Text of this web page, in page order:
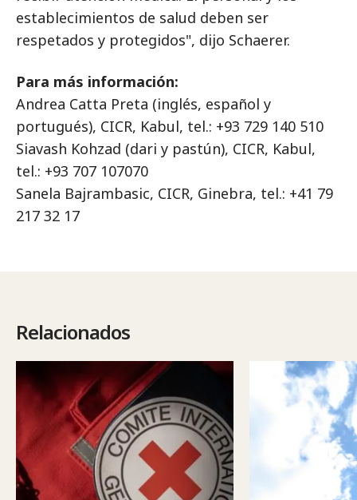
establecimientos de salud deben ser
respetados y protegidos", dijo Schaerer.
Para más información:
Andrea Catta Preta (inglés, español y
portugués), CICR, Kabul, tel.: +93 729 140 510
Siavash Kohzad (dari y pastún), CICR, Kabul,
tel.: +93 707 107070
Sanela Bajrambasic, CICR, Ginebra, tel.: +41 79
217 32 17
Relacionados